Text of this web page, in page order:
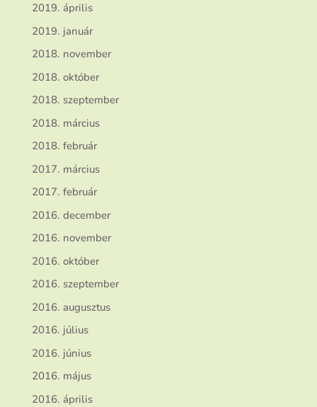
2019. április
2019. január
2018. november
2018. október
2018. szeptember
2018. március
2018. február
2017. március
2017. február
2016. december
2016. november
2016. október
2016. szeptember
2016. augusztus
2016. július
2016. június
2016. május
2016. április